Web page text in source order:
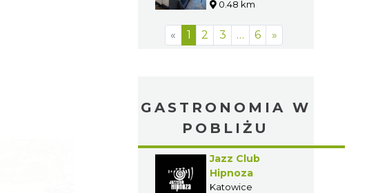
0.48 km
« 1 2 3 … 6 »
GASTRONOMIA W
POBLIŻU
Jazz Club
Hipnoza
Katowice